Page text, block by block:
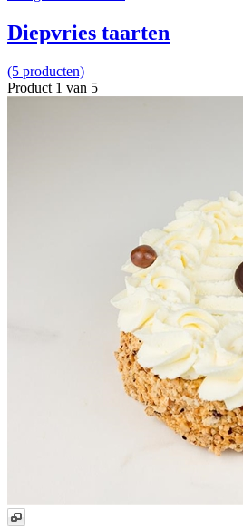
Diepvries taarten
(5 producten)
Product 1 van 5